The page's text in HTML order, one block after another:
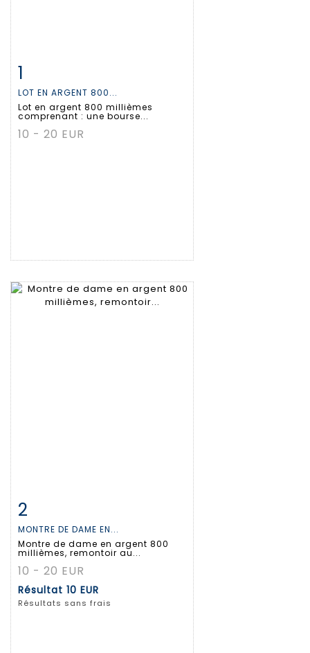
1
LOT EN ARGENT 800...
Lot en argent 800 millièmes
comprenant : une bourse...
10 - 20 EUR
Fiche détaillée
2
MONTRE DE DAME EN...
Montre de dame en argent 800
millièmes, remontoir au...
10 - 20 EUR
Résultat 10 EUR
Résultats sans frais